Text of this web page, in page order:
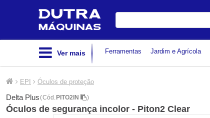
Digite
Ver mais Ferramentas Jardim e Agrícola
EPI Óculos de proteção
Delta Plus(Cód. PITO2IN )
Óculos de segurança incolor - Piton2 Clear